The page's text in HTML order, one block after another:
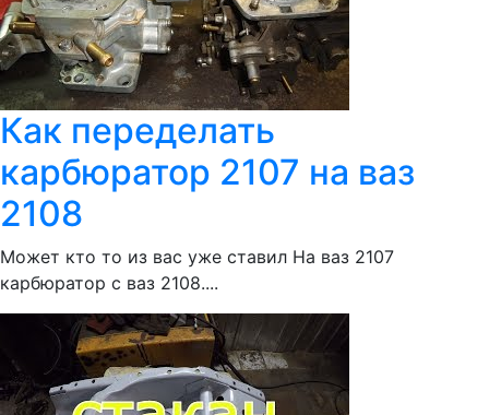
Как переделать
карбюратор 2107 на ваз
2108
Может кто то из вас уже ставил На ваз 2107
карбюратор с ваз 2108....